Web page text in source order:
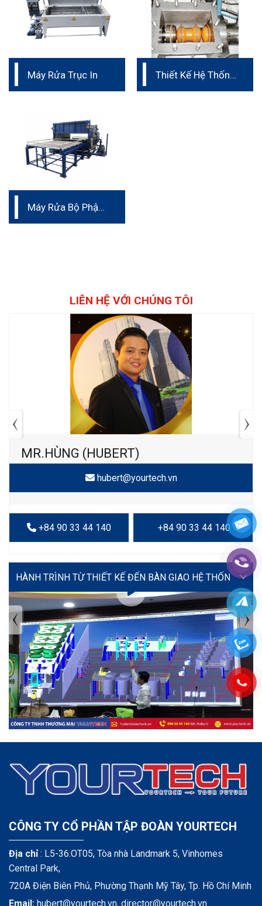
Máy Rửa Trục In
Thiết Kế Hệ Thống
Máy Rửa Bộ Phận
LIÊN HỆ VỚI CHÚNG TÔI
MR.HÙNG (HUBERT)
hubert@yourtech.vn
+84 90 33 44 140 +84 90 33 44 140
VIDEO
TIN TỨC MỚI NHẤT
Tuyển dụng: Nhân viên KẾ TOÁN
CÔNG TY CỔ PHẦN TẬP ĐOÀN YOURTECH
Địa chỉ: L5-36.OT05, Tòa nhà Landmark 5, Vinhomes
Central Park,
720A Điện Biên Phủ, Phường Thạnh Mỹ Tây, Tp. Hồ Chí Minh
Email: hubert@yourtech.vn, director@yourtech.vn